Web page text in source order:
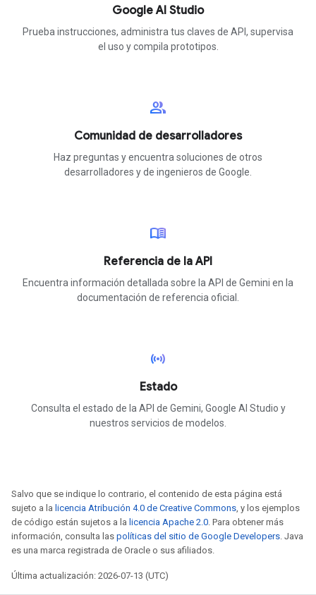
Google AI Studio
Prueba instrucciones, administra tus claves de API, supervisa
el uso y compila prototipos.
group
Comunidad de desarrolladores
Haz preguntas y encuentra soluciones de otros
desarrolladores y de ingenieros de Google.
menu_book
Referencia de la API
Encuentra información detallada sobre la API de Gemini en la
documentación de referencia oficial.
sensors
Estado
Consulta el estado de la API de Gemini, Google AI Studio y
nuestros servicios de modelos.
Salvo que se indique lo contrario, el contenido de esta página está
sujeto a la licencia Atribución 4.0 de Creative Commons , y los ejemplos
de código están sujetos a la licencia Apache 2.0 . Para obtener más
información, consulta las políticas del sitio de Google Developers . Java
es una marca registrada de Oracle o sus afiliados.
Última actualización: 2026-07-13 (UTC)